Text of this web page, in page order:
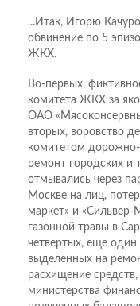
...Итак, Игорю
обвинение по 5
ЖКХ.
Во-первых,
комитета ЖКХ за
ОАО
вторых, воровство
комитетом дорожно-
ремонт городских и
отмывались через
Москве на лиц,
маркет» и «Сильвер-
газонной травы в
четвертых, еще один
выделенных на
расхищение
министерства